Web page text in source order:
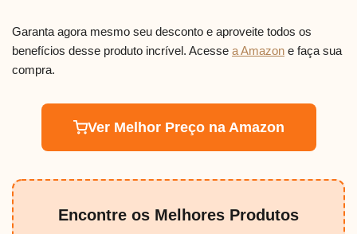
Garanta agora mesmo seu desconto e aproveite todos os
benefícios desse produto incrível. Acesse a Amazon e faça sua
compra.
Ver Melhor Preço na Amazon
Encontre os Melhores Produtos